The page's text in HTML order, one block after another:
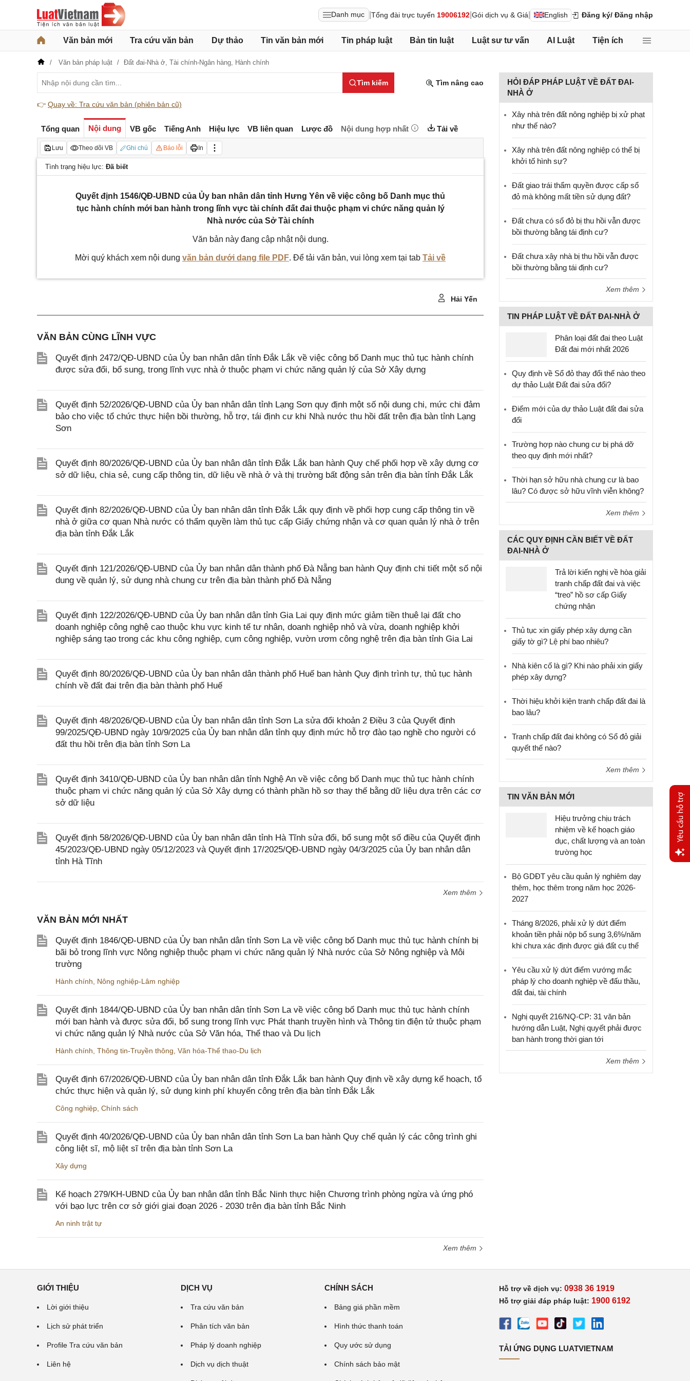
Danh mục Tổng đài trực tuyến 19006192 Gói dịch vụ & Giá English Đăng ký/ Đăng nhập
Văn bản mới Tra cứu văn bản Dự thảo Tin văn bản mới Tin pháp luật Bản tin luật Luật sư tư vấn AI Luật Tiện ích
Văn bản pháp luật Đất đai-Nhà ở, Tài chính-Ngân hàng, Hành chính
Tìm kiếm Tìm nâng cao
👉 Quay về: Tra cứu văn bản (phiên bản cũ)
Tổng quan Nội dung VB gốc Tiếng Anh Hiệu lực VB liên quan Lược đồ Nội dung hợp nhất Tải về
Lưu Theo dõi VB Ghi chú Báo lỗi In
Tình trạng hiệu lực: Đã biết
Quyết định 1546/QĐ-UBND của Ủy ban nhân dân tỉnh Hưng Yên về việc công bố Danh mục thủ
tục hành chính mới ban hành trong lĩnh vực tài chính đất đai thuộc phạm vi chức năng quản lý
Nhà nước của Sở Tài chính
Văn bản này đang cập nhật nội dung.
Mời quý khách xem nội dung văn bản dưới dạng file PDF. Để tải văn bản, vui lòng xem tại tab Tải về
Hải Yến
VĂN BẢN CÙNG LĨNH VỰC
Quyết định 2472/QĐ-UBND của Ủy ban nhân dân tỉnh Đắk Lắk về việc công bố Danh mục thủ tục hành chính
được sửa đổi, bổ sung, trong lĩnh vực nhà ở thuộc phạm vi chức năng quản lý của Sở Xây dựng
Quyết định 52/2026/QĐ-UBND của Ủy ban nhân dân tỉnh Lạng Sơn quy định một số nội dung chi, mức chi đảm
bảo cho việc tổ chức thực hiện bồi thường, hỗ trợ, tái định cư khi Nhà nước thu hồi đất trên địa bàn tỉnh Lạng
Sơn
Quyết định 80/2026/QĐ-UBND của Ủy ban nhân dân tỉnh Đắk Lắk ban hành Quy chế phối hợp về xây dựng cơ
sở dữ liệu, chia sẻ, cung cấp thông tin, dữ liệu về nhà ở và thị trường bất động sản trên địa bàn tỉnh Đắk Lắk
Quyết định 82/2026/QĐ-UBND của Ủy ban nhân dân tỉnh Đắk Lắk quy định về phối hợp cung cấp thông tin về
nhà ở giữa cơ quan Nhà nước có thẩm quyền làm thủ tục cấp Giấy chứng nhận và cơ quan quản lý nhà ở trên
địa bàn tỉnh Đắk Lắk
Quyết định 121/2026/QĐ-UBND của Ủy ban nhân dân thành phố Đà Nẵng ban hành Quy định chi tiết một số nội
dung về quản lý, sử dụng nhà chung cư trên địa bàn thành phố Đà Nẵng
Quyết định 122/2026/QĐ-UBND của Ủy ban nhân dân tỉnh Gia Lai quy định mức giảm tiền thuê lại đất cho
doanh nghiệp công nghệ cao thuộc khu vực kinh tế tư nhân, doanh nghiệp nhỏ và vừa, doanh nghiệp khởi
nghiệp sáng tạo trong các khu công nghiệp, cụm công nghiệp, vườn ươm công nghệ trên địa bàn tỉnh Gia Lai
Quyết định 80/2026/QĐ-UBND của Ủy ban nhân dân thành phố Huế ban hành Quy định trình tự, thủ tục hành
chính về đất đai trên địa bàn thành phố Huế
Quyết định 48/2026/QĐ-UBND của Ủy ban nhân dân tỉnh Sơn La sửa đổi khoản 2 Điều 3 của Quyết định
99/2025/QĐ-UBND ngày 10/9/2025 của Ủy ban nhân dân tỉnh quy định mức hỗ trợ đào tạo nghề cho người có
đất thu hồi trên địa bàn tỉnh Sơn La
Quyết định 3410/QĐ-UBND của Ủy ban nhân dân tỉnh Nghệ An về việc công bố Danh mục thủ tục hành chính
thuộc phạm vi chức năng quản lý của Sở Xây dựng có thành phần hồ sơ thay thế bằng dữ liệu dựa trên các cơ
sở dữ liệu
Quyết định 58/2026/QĐ-UBND của Ủy ban nhân dân tỉnh Hà Tĩnh sửa đổi, bổ sung một số điều của Quyết định
45/2023/QĐ-UBND ngày 05/12/2023 và Quyết định 17/2025/QĐ-UBND ngày 04/3/2025 của Ủy ban nhân dân
tỉnh Hà Tĩnh
Xem thêm
VĂN BẢN MỚI NHẤT
Quyết định 1846/QĐ-UBND của Ủy ban nhân dân tỉnh Sơn La về việc công bố Danh mục thủ tục hành chính bị
bãi bỏ trong lĩnh vực Nông nghiệp thuộc phạm vi chức năng quản lý Nhà nước của Sở Nông nghiệp và Môi
trường
Hành chính Nông nghiệp-Lâm nghiệp
Quyết định 1844/QĐ-UBND của Ủy ban nhân dân tỉnh Sơn La về việc công bố Danh mục thủ tục hành chính
mới ban hành và được sửa đổi, bổ sung trong lĩnh vực Phát thanh truyền hình và Thông tin điện tử thuộc phạm
vi chức năng quản lý Nhà nước của Sở Văn hóa, Thể thao và Du lịch
Hành chính Thông tin-Truyền thông Văn hóa-Thể thao-Du lịch
Quyết định 67/2026/QĐ-UBND của Ủy ban nhân dân tỉnh Đắk Lắk ban hành Quy định về xây dựng kế hoạch, tổ
chức thực hiện và quản lý, sử dụng kinh phí khuyến công trên địa bàn tỉnh Đắk Lắk
Công nghiệp Chính sách
Quyết định 40/2026/QĐ-UBND của Ủy ban nhân dân tỉnh Sơn La ban hành Quy chế quản lý các công trình ghi
công liệt sĩ, mộ liệt sĩ trên địa bàn tỉnh Sơn La
Xây dựng
Kế hoạch 279/KH-UBND của Ủy ban nhân dân tỉnh Bắc Ninh thực hiện Chương trình phòng ngừa và ứng phó
với bạo lực trên cơ sở giới giai đoạn 2026 - 2030 trên địa bàn tỉnh Bắc Ninh
An ninh trật tự
Xem thêm
HỎI ĐÁP PHÁP LUẬT VỀ ĐẤT ĐAI-
NHÀ Ở
Xây nhà trên đất nông nghiệp bị xử phạt
như thế nào?
Xây nhà trên đất nông nghiệp có thể bị
khởi tố hình sự?
Đất giao trái thẩm quyền được cấp sổ
đỏ mà không mất tiền sử dụng đất?
Đất chưa có sổ đỏ bị thu hồi vẫn được
bồi thường bằng tái định cư?
Đất chưa xây nhà bị thu hồi vẫn được
bồi thường bằng tái định cư?
Xem thêm
TIN PHÁP LUẬT VỀ ĐẤT ĐAI-NHÀ Ở
Phân loại đất đai theo Luật
Đất đai mới nhất 2026
Quy định về Sổ đỏ thay đổi thế nào theo
dự thảo Luật Đất đai sửa đổi?
Điểm mới của dự thảo Luật đất đai sửa
đổi
Trường hợp nào chung cư bị phá dỡ
theo quy định mới nhất?
Thời hạn sở hữu nhà chung cư là bao
lâu? Có được sở hữu vĩnh viễn không?
Xem thêm
CÁC QUY ĐỊNH CẦN BIẾT VỀ ĐẤT
ĐAI-NHÀ Ở
Trả lời kiến nghị về hòa giải
tranh chấp đất đai và việc
“treo” hồ sơ cấp Giấy
chứng nhận
Thủ tục xin giấy phép xây dựng cần
giấy tờ gì? Lệ phí bao nhiêu?
Nhà kiên cố là gì? Khi nào phải xin giấy
phép xây dựng?
Thời hiệu khởi kiện tranh chấp đất đai là
bao lâu?
Tranh chấp đất đai không có Sổ đỏ giải
quyết thế nào?
Xem thêm
TIN VĂN BẢN MỚI
Hiệu trưởng chịu trách
nhiệm về kế hoạch giáo
dục, chất lượng và an toàn
trường học
Bộ GDĐT yêu cầu quản lý nghiêm dạy
thêm, học thêm trong năm học 2026-
2027
Tháng 8/2026, phải xử lý dứt điểm
khoản tiền phải nộp bổ sung 3,6%/năm
khi chưa xác định được giá đất cụ thể
Yêu cầu xử lý dứt điểm vướng mắc
pháp lý cho doanh nghiệp về đấu thầu,
đất đai, tài chính
Nghị quyết 216/NQ-CP: 31 văn bản
hướng dẫn Luật, Nghị quyết phải được
ban hành trong thời gian tới
Xem thêm
GIỚI THIỆU
Lời giới thiệu
Lịch sử phát triển
Profile Tra cứu văn bản
Liên hệ
DỊCH VỤ
Tra cứu văn bản
Phân tích văn bản
Pháp lý doanh nghiệp
Dịch vụ dịch thuật
CHÍNH SÁCH
Bảng giá phần mềm
Hình thức thanh toán
Quy ước sử dụng
Chính sách bảo mật
Hỗ trợ về dịch vụ: 0938 36 1919
Hỗ trợ giải đáp pháp luật: 1900 6192
TẢI ỨNG DỤNG LUATVIETNAM